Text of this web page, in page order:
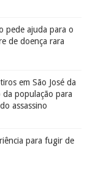
pede ajuda para o
de doença rara
em São José da
da população para
assassino
para fugir de